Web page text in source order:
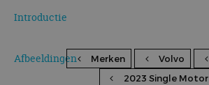
Contact
Introductie
Afbeeldingen Merken Volvo
2023 Single Motor